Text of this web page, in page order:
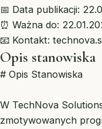
📅 Data publikacji:
⏰ Ważna do:
📧 Kontakt:
Opis stanowiska
# Opis Stanowiska
W TechNova
zmotywowanych